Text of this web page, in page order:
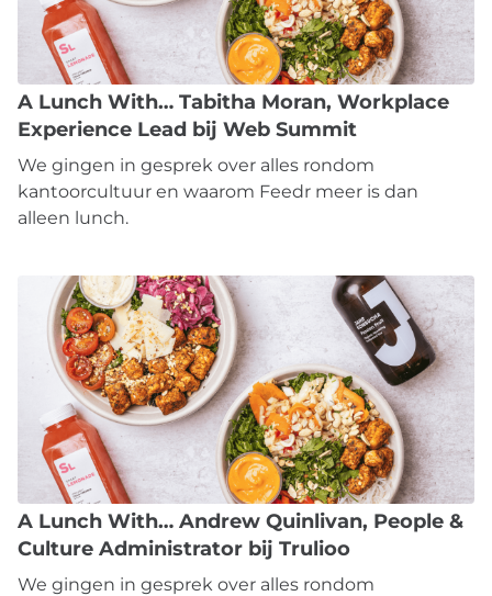
A Lunch With… Tabitha Moran, Workplace
Experience Lead bij Web Summit
We gingen in gesprek over alles rondom
kantoorcultuur en waarom Feedr meer is dan
alleen lunch.
A Lunch With… Andrew Quinlivan, People &
Culture Administrator bij Trulioo
We gingen in gesprek over alles rondom